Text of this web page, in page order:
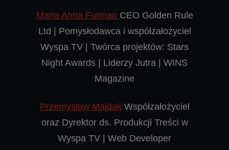
Maria Anna Furman CEO Golden Rule
Ltd | Pomysłodawca i współzałożyciel
Wyspa TV | Twórca projektów: Stars
Night Awards | Liderzy Jutra | WINS
Magazine
Przemysław MajdakWspółzałożyciel
oraz Dyrektor ds. Produkcji Treści w
Wyspa TV | Web Developer